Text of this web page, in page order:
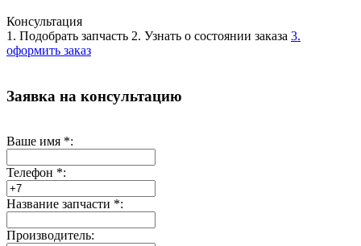
Консультация
1. Подобрать запчасть 2. Узнать о состоянии заказа 3.
оформить заказ
Заявка на консультацию
Ваше имя *:
Телефон *:
Название запчасти *:
Производитель: